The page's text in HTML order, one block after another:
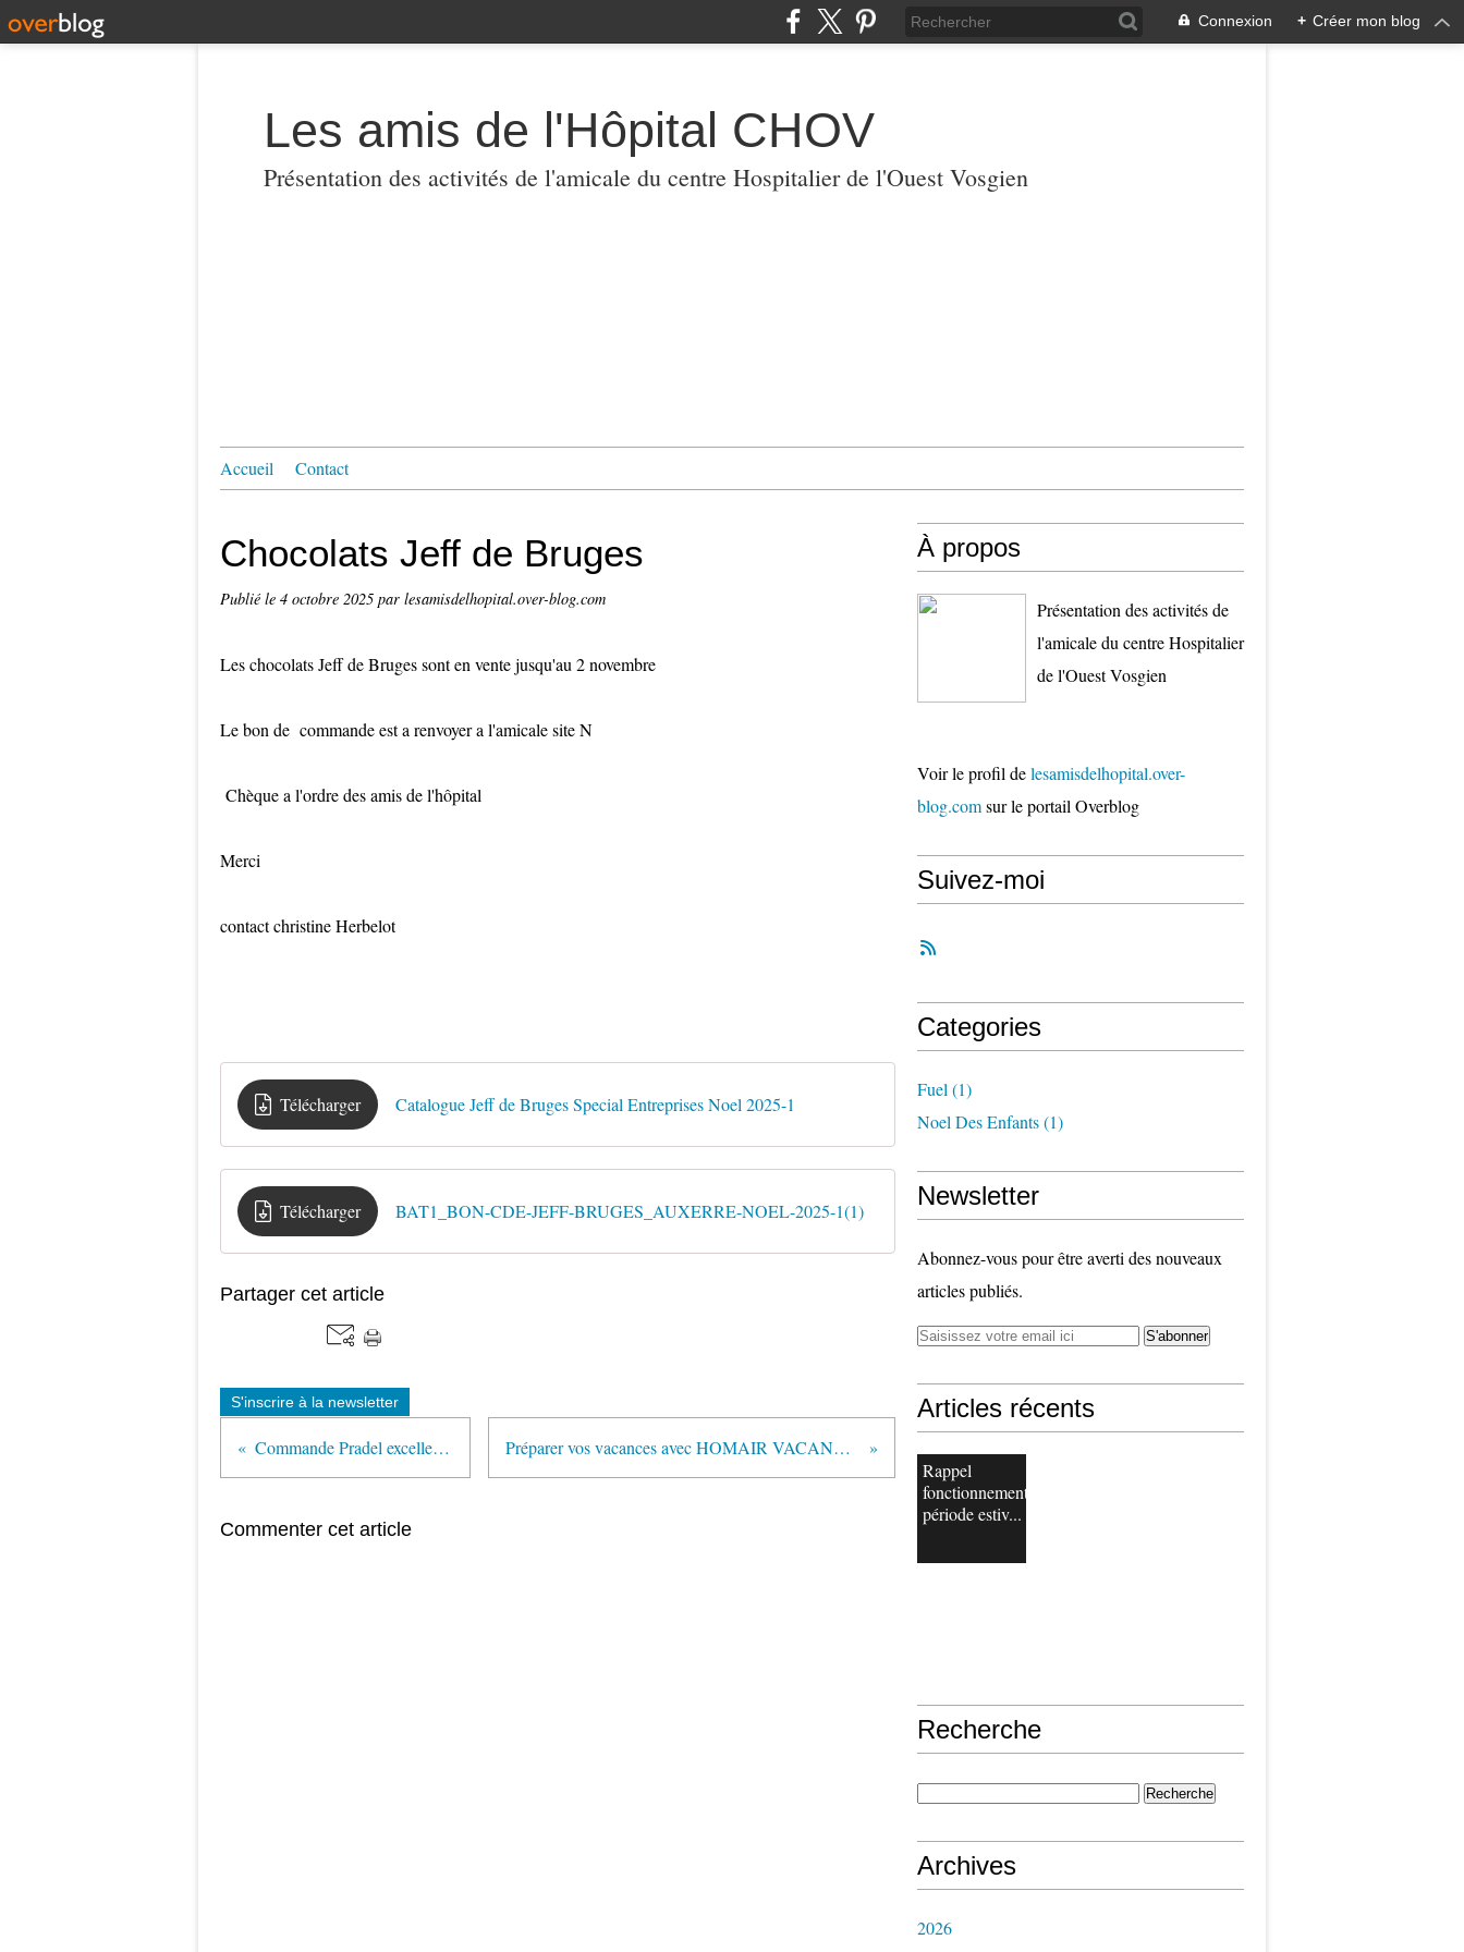
Connexion + Créer mon blog
Les amis de l'Hôpital CHOV
Présentation des activités de l'amicale du centre Hospitalier de l'Ouest Vosgien
Accueil Contact
Chocolats Jeff de Bruges
Publié le 4 octobre 2025 par lesamisdelhopital.over-blog.com
Les chocolats Jeff de Bruges sont en vente jusqu'au 2 novembre
Le bon de commande est a renvoyer a l'amicale site N
Chèque a l'ordre des amis de l'hôpital
Merci
contact christine Herbelot
Télécharger Catalogue Jeff de Bruges Special Entreprises Noel 2025-1
Télécharger BAT1_BON-CDE-JEFF-BRUGES_AUXERRE-NOEL-2025-1(1)
Partager cet article
S'inscrire à la newsletter
Commande Pradel excellence Préparer vos vacances avec HOMAIR VACANCES
Commenter cet article
À propos
Présentation des activités de
l'amicale du centre Hospitalier
de l'Ouest Vosgien
Voir le profil delesamisdelhopital.over-
blog.comsur le portail Overblog
Suivez-moi
Categories
Fuel (1)
Noel Des Enfants(1)
Newsletter
Abonnez-vous pour être averti des nouveaux
articles publiés.
Articles récents
Rappel
fonctionnement
période estiv...
Recherche
Archives
2026